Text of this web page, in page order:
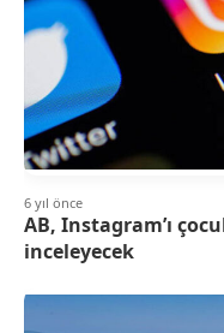
6 yıl önce
AB, Instagram’ı
inceleyecek